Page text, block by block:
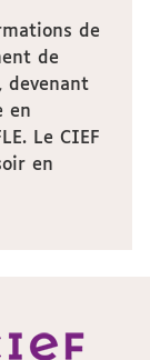
de
de
devenant
en
Le CIEF
en